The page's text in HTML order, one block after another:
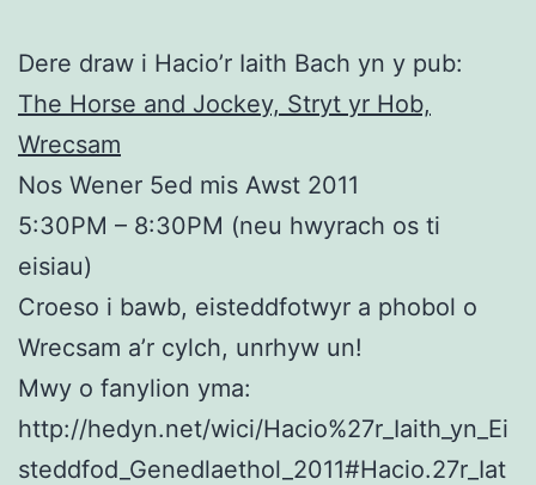
Dere draw i Hacio’r Iaith Bach yn y pub:
The Horse and Jockey, Stryt yr Hob,
Wrecsam
Nos Wener 5ed mis Awst 2011
5:30PM – 8:30PM (neu hwyrach os ti
eisiau)
Croeso i bawb, eisteddfotwyr a phobol o
Wrecsam a’r cylch, unrhyw un!
Mwy o fanylion yma:
http://hedyn.net/wici/Hacio%27r_Iaith_yn_Ei
steddfod_Genedlaethol_2011#Hacio.27r_Iat